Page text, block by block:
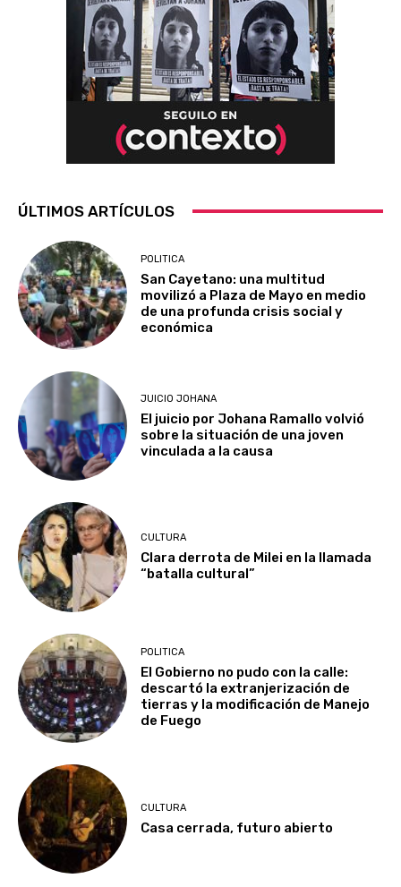
ÚLTIMOS ARTÍCULOS
POLITICA
San Cayetano: una multitud
movilizó a Plaza de Mayo en medio
de una profunda crisis social y
económica
JUICIO JOHANA
El juicio por Johana Ramallo volvió
sobre la situación de una joven
vinculada a la causa
CULTURA
Clara derrota de Milei en la llamada
“batalla cultural”
POLITICA
El Gobierno no pudo con la calle:
descartó la extranjerización de
tierras y la modificación de Manejo
de Fuego
CULTURA
Casa cerrada, futuro abierto